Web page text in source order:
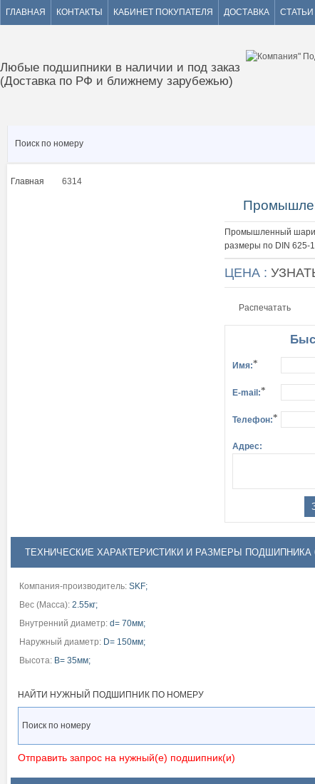
Любые подшипники в наличии и под заказ
(Доставка по РФ и ближнему зарубежью)
ГЛАВНАЯ КОНТАКТЫ КАБИНЕТ ПОКУПАТЕЛЯ ДОСТАВКА СТАТЬИ
Главная
6314
Промышленный
размеры по DIN 625-
ЦЕНА :
Распечатать
Имя:*
E-mail:*
Телефон:*
Адрес:
ТЕХНИЧЕСКИЕ ХАРАКТЕРИСТИКИ И РАЗМЕРЫ ПОДШИПНИКА
Компания-производитель: SKF;
Вес (Масса): 2.55кг;
Внутренний диаметр: d= 70мм;
Наружный диаметр: D= 150мм;
Высота: B= 35мм;
НАЙТИ НУЖНЫЙ ПОДШИПНИК ПО НОМЕРУ
Отправить запрос на нужный(е) подшипник(и)